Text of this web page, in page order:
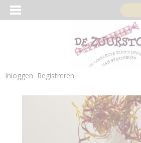
Inloggen Registreren